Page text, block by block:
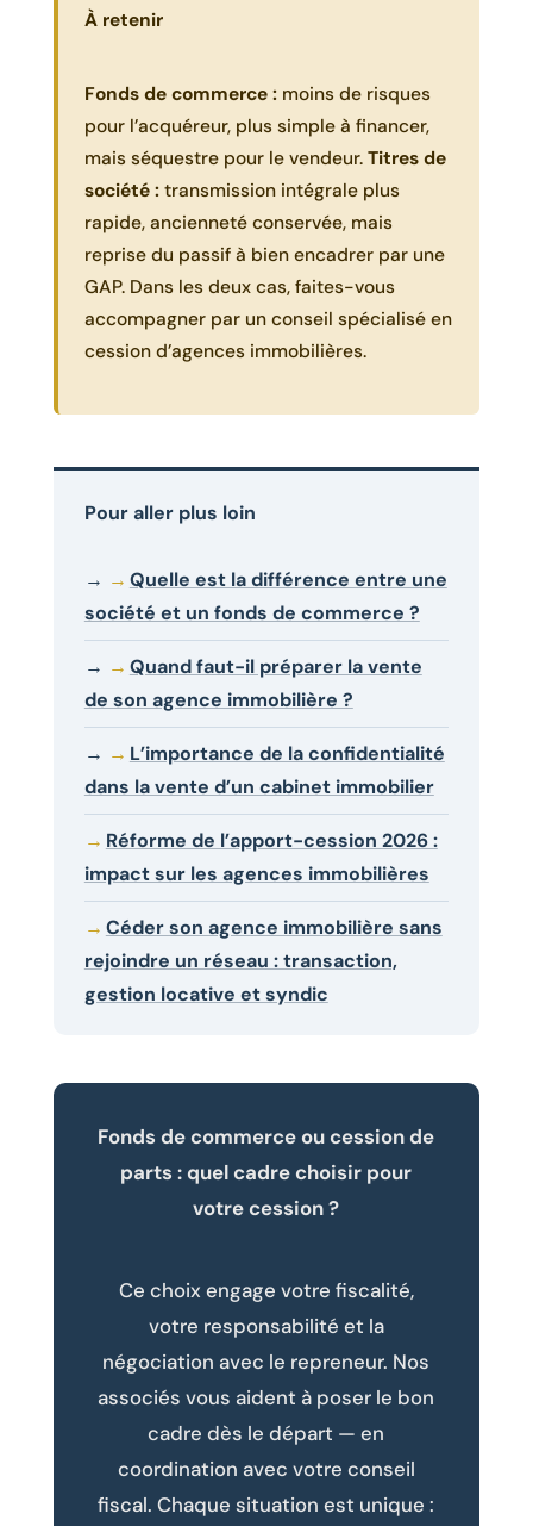
À retenir
Fonds de commerce :moins de risques
pour l’acquéreur, plus simple à financer,
mais séquestre pour le vendeur. Titres de
société :transmission intégrale plus
rapide, ancienneté conservée, mais
reprise du passif à bien encadrer par une
GAP. Dans les deux cas, faites-vous
accompagner par un conseil spécialisé en
cession d’agences immobilières.
Pour aller plus loin
→
Quelle est la différence entre une
société et un fonds de commerce ?
→
Quand faut-il préparer la vente
de son agence immobilière ?
→
L’importance de la confidentialité
dans la vente d’un cabinet immobilier
Réforme de l’apport-cession 2026 :
impact sur les agences immobilières
Céder son agence immobilière sans
rejoindre un réseau : transaction,
gestion locative et syndic
Fonds de commerce ou cession de
parts : quel cadre choisir pour
votre cession ?
Ce choix engage votre fiscalité,
votre responsabilité et la
négociation avec le repreneur. Nos
associés vous aident à poser le bon
cadre dès le départ — en
coordination avec votre conseil
fiscal. Chaque situation est unique :